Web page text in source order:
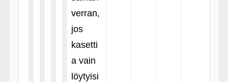
verran,
jos
kasetti
a vain
löytyisi